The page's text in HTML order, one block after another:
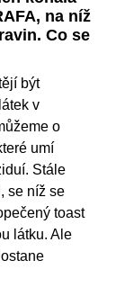
na níž
Co se
být
v
o
umí
Stále
se níž se
toast
látku. Ale